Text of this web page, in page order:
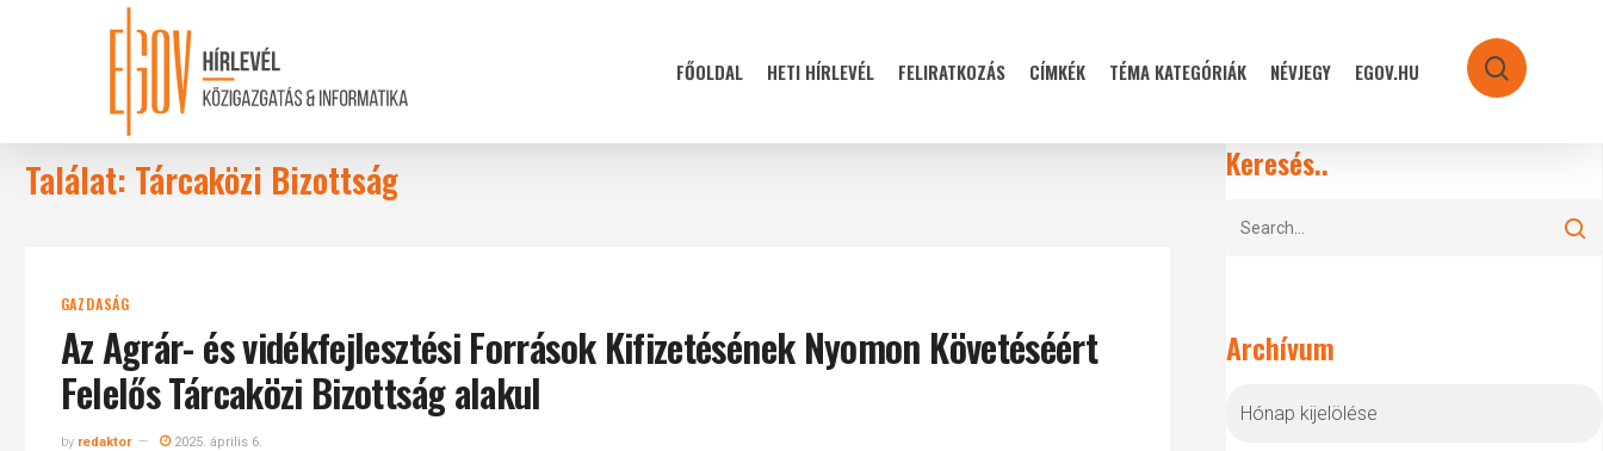
FŐOLDAL HETI HÍRLEVÉL FELIRATKOZÁS CÍMKÉK TÉMA KATEGÓRIÁK NÉVJEGY EGOV.HU search
Találat: Tárcaközi Bizottság
GAZDASÁG
Az Agrár- és vidékfejlesztési Források Kifizetésének Nyomon Követéséért
Felelős Tárcaközi Bizottság alakul
by redaktor 2025. április 6.
Keresés..
Archívum